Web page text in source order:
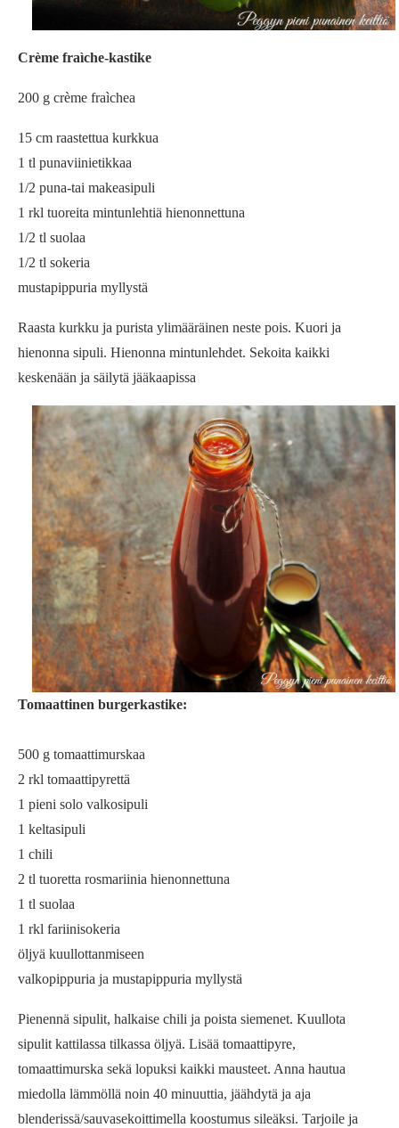
Crème fraìche-kastike
200 g crème fraìchea
15 cm raastettua kurkkua
1 tl punaviinietikkaa
1/2 puna-tai makeasipuli
1 rkl tuoreita mintunlehtiä hienonnettuna
1/2 tl suolaa
1/2 tl sokeria
mustapippuria myllystä
Raasta kurkku ja purista ylimääräinen neste pois. Kuori ja
hienonna sipuli. Hienonna mintunlehdet. Sekoita kaikki
keskenään ja säilytä jääkaapissa
Tomaattinen burgerkastike:
500 g tomaattimurskaa
2 rkl tomaattipyrettä
1 pieni solo valkosipuli
1 keltasipuli
1 chili
2 tl tuoretta rosmariinia hienonnettuna
1 tl suolaa
1 rkl fariinisokeria
öljyä kuullottanmiseen
valkopippuria ja mustapippuria myllystä
Pienennä sipulit, halkaise chili ja poista siemenet. Kuullota
sipulit kattilassa tilkassa öljyä. Lisää tomaattipyre,
tomaattimurska sekä lopuksi kaikki mausteet. Anna hautua
miedolla lämmöllä noin 40 minuuttia, jäähdytä ja aja
blenderissä/sauvasekoittimella koostumus sileäksi. Tarjoile ja